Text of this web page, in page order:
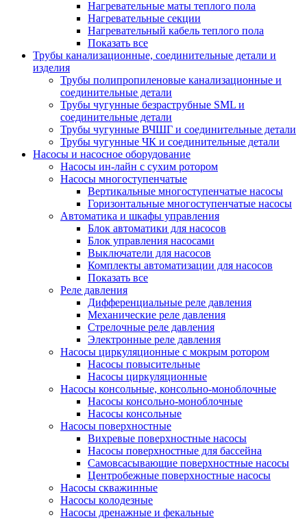
Нагревательные маты теплого пола
Нагревательные секции
Нагревательный кабель теплого пола
Показать все
Трубы канализационные, соединительные детали и
изделия
Трубы полипропиленовые канализационные и
соединительные детали
Трубы чугунные безраструбные SML и
соединительные детали
Трубы чугунные ВЧШГ и соединительные детали
Трубы чугунные ЧК и соединительные детали
Насосы и насосное оборудование
Насосы ин-лайн с сухим ротором
Насосы многоступенчатые
Вертикальные многоступенчатые насосы
Горизонтальные многоступенчатые насосы
Автоматика и шкафы управления
Блок автоматики для насосов
Блок управления насосами
Выключатели для насосов
Комплекты автоматизации для насосов
Показать все
Реле давления
Дифференциальные реле давления
Механические реле давления
Стрелочные реле давления
Электронные реле давления
Насосы циркуляционные с мокрым ротором
Насосы повысительные
Насосы циркуляционные
Насосы консольные, консольно-моноблочные
Насосы консольно-моноблочные
Насосы консольные
Насосы поверхностные
Вихревые поверхностные насосы
Насосы поверхностные для бассейна
Самовсасывающие поверхностные насосы
Центробежные поверхностные насосы
Насосы скважинные
Насосы колодезные
Насосы дренажные и фекальные